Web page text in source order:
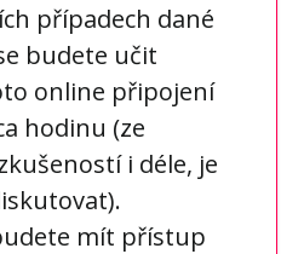
případech dané
budete učit
online připojení
hodinu (ze
i déle, je
mít přístup